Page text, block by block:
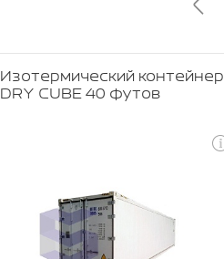
Изотермический контейнер
DRY CUBE 40 футов